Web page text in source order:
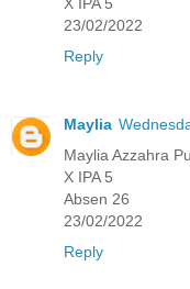
23/02/2022
Reply
Maylia
Maylia Azzahra
X IPA 5
Absen 26
23/02/2022
Reply